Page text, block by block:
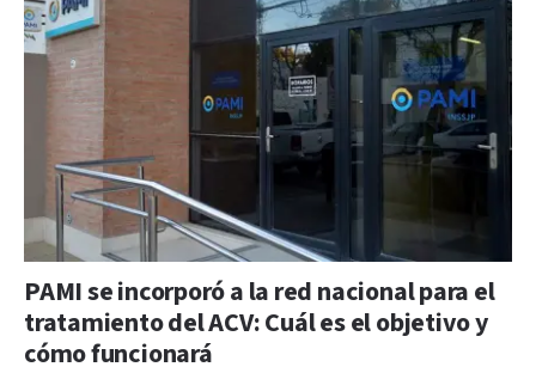
PAMI se incorporó a la red nacional para el
tratamiento del ACV: Cuál es el objetivo y
cómo funcionará